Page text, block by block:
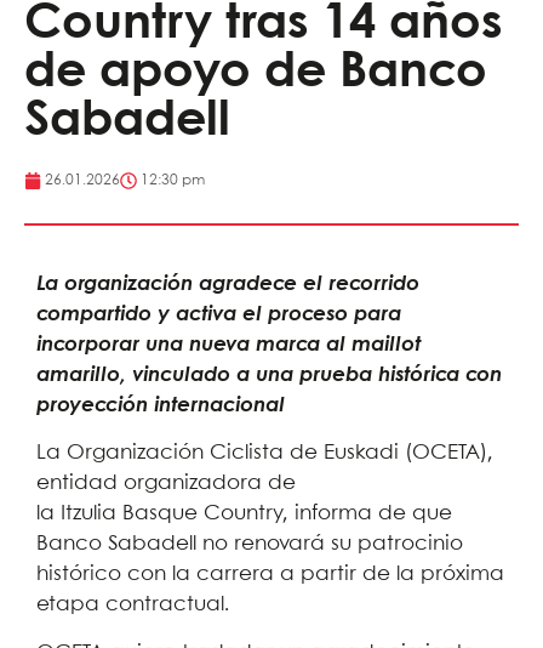
Country tras 14 años
de apoyo de Banco
Sabadell
26.01.2026 12:30 pm
La organización agradece el recorrido
compartido y activa el proceso para
incorporar una nueva marca al maillot
amarillo, vinculado a una prueba histórica con
proyección internacional
La Organización Ciclista de Euskadi (OCETA),
entidad organizadora de
la Itzulia Basque Country, informa de que
Banco Sabadell no renovará su patrocinio
histórico con la carrera a partir de la próxima
etapa contractual.